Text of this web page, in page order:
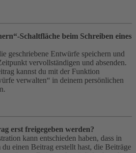
Schaltfläche beim Schreiben eines
geschriebene Entwürfe speichern und
vervollständigen und absenden.
kannst du mit der Funktion
verwalten“ in deinem persönlichen
erst freigegeben werden?
kann entschieden haben, dass in
einen Beitrag erstellt hast, die Beiträge